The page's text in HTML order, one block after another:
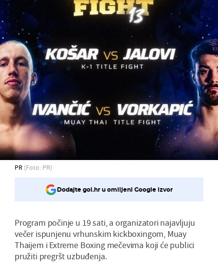
PR (Foto: PR)
Dodajte gol.hr u omiljeni Google izvor
Program počinje u 19 sati, a organizatori najavljuju
večer ispunjenu vrhunskim kickboxingom, Muay
Thaijem i Extreme Boxing mečevima koji će publici
pružiti pregršt uzbuđenja.